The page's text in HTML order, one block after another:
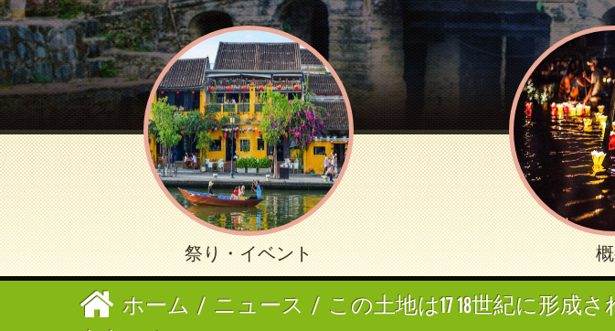
祭り・イベント
ホーム / ニュース / この土地は17 18世紀に形成